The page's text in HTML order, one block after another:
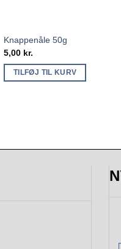
Knappenåle 50g
5,00 kr.
TILFØJ TIL KURV